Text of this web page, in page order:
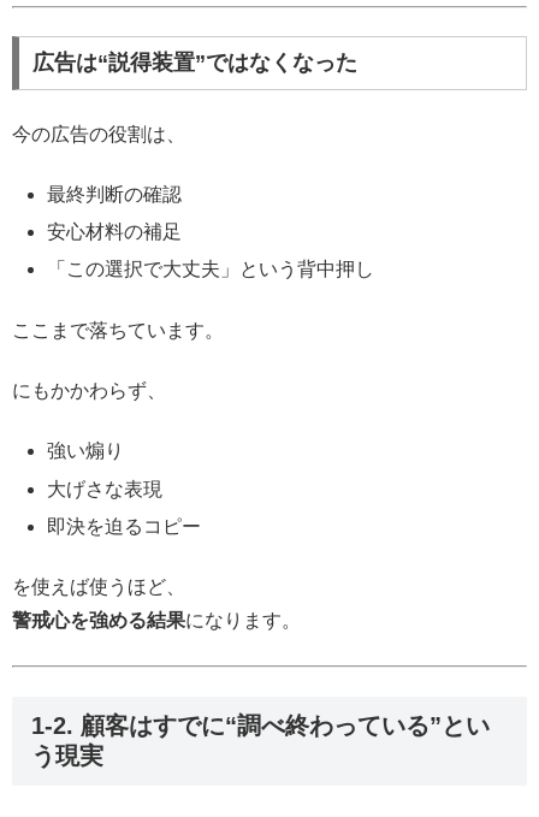
広告は“説得装置”ではなくなった
今の広告の役割は、
最終判断の確認
安心材料の補足
「この選択で大丈夫」という背中押し
ここまで落ちています。
にもかかわらず、
強い煽り
大げさな表現
即決を迫るコピー
を使えば使うほど、
警戒心を強める結果になります。
1-2. 顧客はすでに“調べ終わっている”とい
う現実